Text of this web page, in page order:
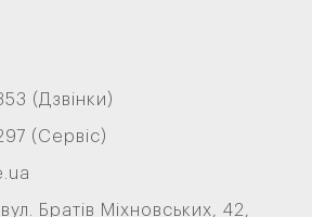
(Дзвінки)
(Сервіс)
Братів Міхновських, 42,